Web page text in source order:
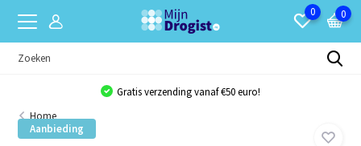
0 0
Gratis verzending vanaf €50 euro!
Home
Aanbieding